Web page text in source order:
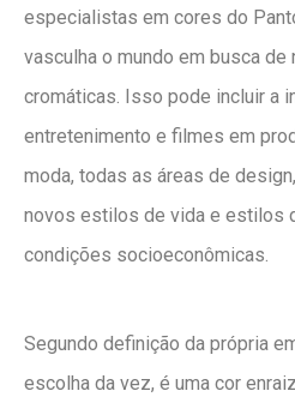
especialistas em cores do
vasculha o mundo em busca de
cromáticas. Isso pode incluir a
entretenimento e filmes em
moda, todas as áreas de
novos estilos de vida e estilos
condições socioeconômicas.
Segundo definição da própria
escolha da vez, é uma cor